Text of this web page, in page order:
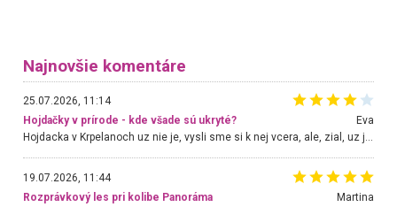
Najnovšie komentáre
25.07.2026, 11:14
Hojdačky v prírode - kde všade sú ukryté?
Eva
Hojdacka v Krpelanoch uz nie je, vysli sme si k nej vcera, ale, zial, uz je znicena. Ak sem planujete cestu len kvoli hojdacke, mozete si ju usetrit. Krasny vyhlad je tu vsak aj bez hojdacky :-)
19.07.2026, 11:44
Rozprávkový les pri kolibe Panoráma
Martina